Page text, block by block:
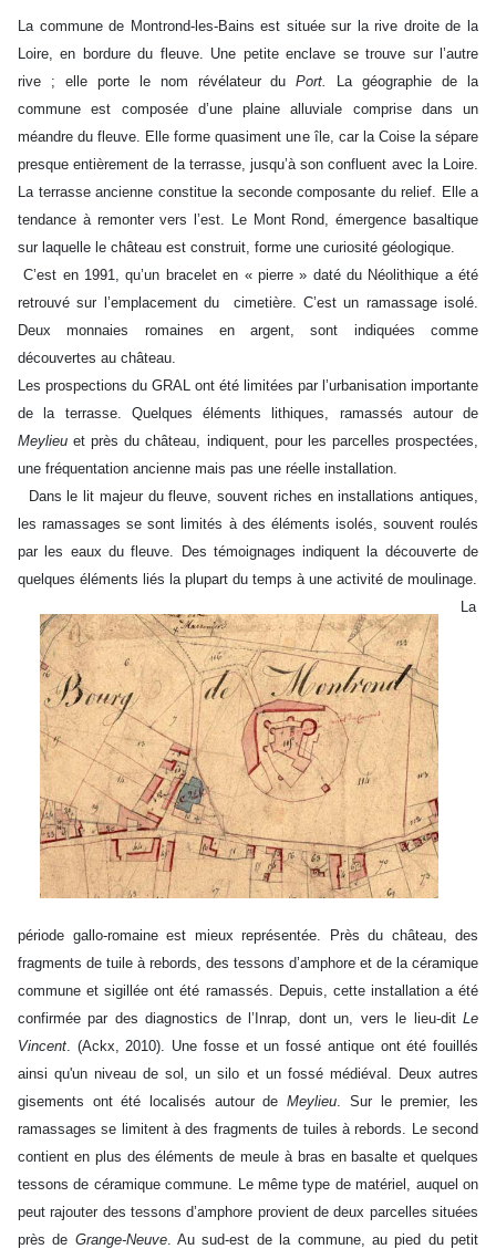
La commune de Montrond-les-Bains est située sur la rive droite de la
Loire, en bordure du fleuve. Une petite enclave se trouve sur l’autre
rive ; elle porte le nom révélateur duPort.
La géographie de la
commune est composée d’une plaine alluviale comprise dans un
méandre du fleuve. Elle forme quasiment une île, car la Coise la sépare
presque entièrement de la terrasse, jusqu’à son confluent avec la Loire.
La terrasse ancienne constitue la seconde composante du relief. Elle a
tendance à remonter vers l’est. Le Mont Rond, émergence basaltique
sur laquelle le château est construit, forme une curiosité géologique.
C’est en 1991, qu’un bracelet en « pierre » daté du Néolithique a été
retrouvé sur l’emplacement du cimetière. C’est un ramassage isolé.
Deux monnaies romaines en argent, sont indiquées comme
découvertes au château.
Les prospections du GRAL ont été limitées par l’urbanisation importante
de la terrasse. Quelques éléments lithiques, ramassés autour de
Meylieu et près du château, indiquent, pour les parcelles prospectées,
une fréquentation ancienne mais pas une réelle installation.
Dans le lit majeur du fleuve, souvent riches en installations antiques,
les ramassages se sont limités à des éléments isolés, souvent roulés
par les eaux du fleuve. Des témoignages indiquent la découverte de
quelques éléments liés la plupart du temps à une activité de moulinage.
La
période gallo-romaine est mieux représentée. Près du château, des
fragments de tuile à rebords, des tessons d’amphore et de la céramique
commune et sigillée ont été ramassés. Depuis, cette installation a été
confirmée par des diagnostics de l’Inrap, dont un, vers le lieu-dit Le
Vincent. (Ackx, 2010). Une fosse et un fossé antique ont été fouillés
ainsi qu'un niveau de sol, un silo et un fossé médiéval. Deux autres
gisements ont été localisés autour deMeylieu. Sur le premier, les
ramassages se limitent à des fragments de tuiles à rebords. Le second
contient en plus des éléments de meule à bras en basalte et quelques
tessons de céramique commune. Le même type de matériel, auquel on
peut rajouter des tessons d’amphore provient de deux parcelles situées
près de Grange-Neuve. Au sud-est de la commune, au pied du petit